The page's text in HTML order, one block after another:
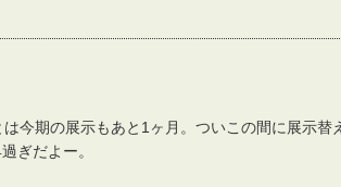
今期の展示もあと1ヶ月。ついこの間に展示替
ぎだよー。